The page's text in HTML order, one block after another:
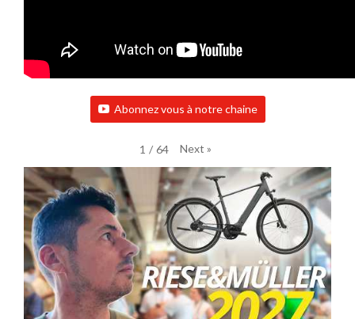
Abonnez vous à notre chaine
1 / 64 Next »